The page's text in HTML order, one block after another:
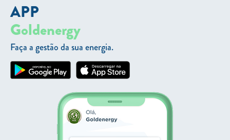
APP
Goldenergy
Faça a gestão da sua energia.